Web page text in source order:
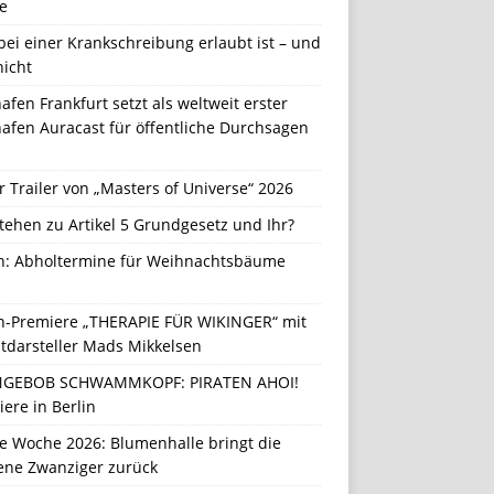
einer Krankschreibung erlaubt ist – und
Frankfurt setzt als weltweit erster
Auracast für öffentliche Durchsagen
Trailer von „Masters of Universe“ 2026
zu Artikel 5 Grundgesetz und Ihr?
Abholtermine für Weihnachtsbäume
Premiere „THERAPIE FÜR WIKINGER“ mit
Mads Mikkelsen
SCHWAMMKOPF: PIRATEN AHOI!
in Berlin
Woche 2026: Blumenhalle bringt die
Zwanziger zurück